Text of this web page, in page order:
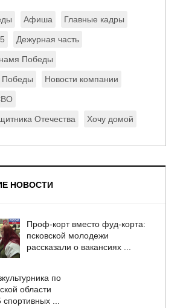
Афиша Главные кадры
Дежурная часть
Победы
Победы Новости компании
Отечества Хочу домой
НОВОСТИ
Проф-корт вместо фуд-корта:
псковской молодежи
рассказали о вакансиях ...
по
области
спортивных ...